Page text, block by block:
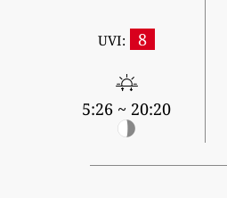
UVI: 8
5:26 ~ 20:20